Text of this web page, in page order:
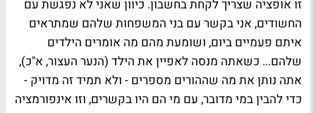
זו אופציה שצריך לקחת בחשבון. כיוון שאני לא נפגשת עם
החשודים, אני בקשר עם בני המשפחות שלהם שמתראים
איתם פעמיים ביום, ושומעת מהם מה אומרים הילדים
שלהם... כשאתה מנסה לאפיין את הילד (הנער העצור, א"כ),
אתה נותן את מה שההורים מספרים - ולא תמיד זה מדויק -
כדי להבין במי מדובר, עם מי הם היו בקשרים, וזו אינפורמציה